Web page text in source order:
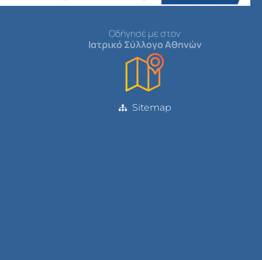
Οδήγησέ με στον
Ιατρικό Σύλλογο Αθηνών
Sitemap